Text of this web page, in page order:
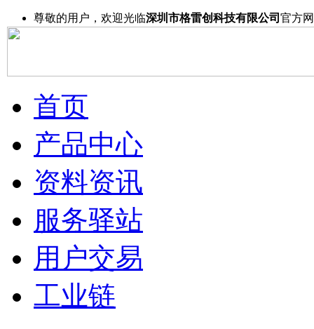
尊敬的用户，欢迎光临深圳市格雷创科技有限公司 官方
首页
产品中心
资料资讯
服务驿站
用户交易
工业链